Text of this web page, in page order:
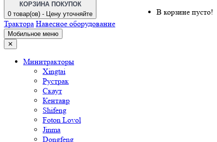
КОРЗИНА ПОКУПОК
0 товар(ов) - Цену уточняйте
В корзине пусто!
Трактора Навесное оборудование
Мобильное меню
✕
Минитракторы
Xingtai
Рустрак
Скаут
Кентавр
Shifeng
Foton Lovol
Jinma
Dongfeng